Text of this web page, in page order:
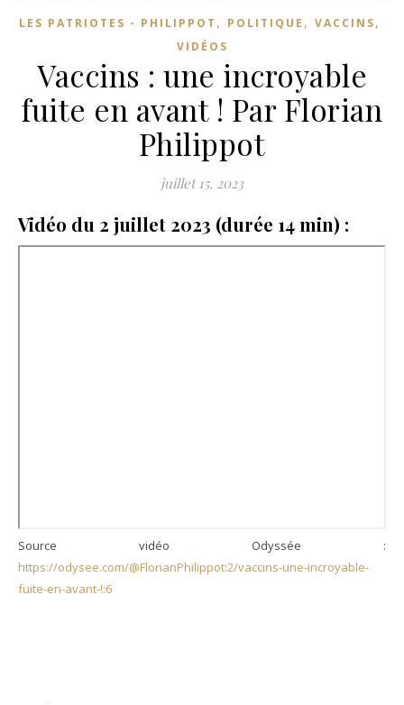
LES PATRIOTES - PHILIPPOT , POLITIQUE , VACCINS,
VIDÉOS
Vaccins : une incroyable
fuite en avant ! Par Florian
Philippot
juillet 15, 2023
Vidéo du 2 juillet 2023 (durée 14 min) :
Source vidéo Odyssée :
https://odysee.com/@FlorianPhilippot:2/vaccins-une-incroyable-
fuite-en-avant-!:6